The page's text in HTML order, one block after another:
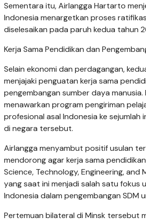
Sementara itu, Airlangga Hartarto
Indonesia menargetkan proses
diselesaikan pada paruh kedua tahun
Kerja Sama Pendidikan dan
Selain ekonomi dan perdagangan,
menjajaki penguatan kerja sama
pengembangan sumber daya manusia.
menawarkan program pengiriman
profesional asal Indonesia ke sejumlah
di negara tersebut.
Airlangga menyambut positif usulan
mendorong agar kerja sama
Science, Technology, Engineering, and
yang saat ini menjadi salah satu fokus
Indonesia dalam pengembangan SDM
Pertemuan bilateral di Minsk tersebut